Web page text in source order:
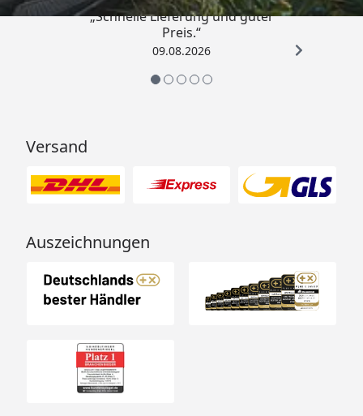
„Schnelle Lieferung und guter
Preis.“
09.08.2026
Versand
Auszeichnungen